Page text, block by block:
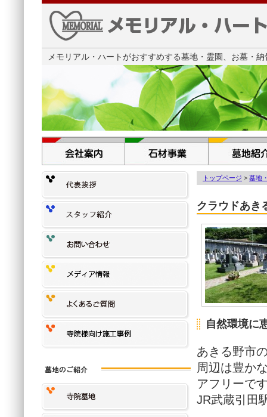
メモリアル・ハートがおすすめする墓地・霊園、お墓
トップページ > 墓地
クラウドあ
自然環境に
あきる野市
周辺は豊か
アフリーで
JR武蔵引田